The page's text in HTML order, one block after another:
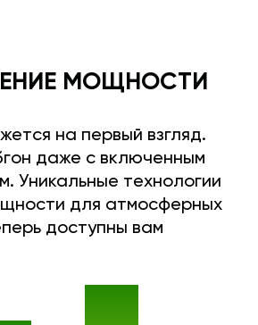
МОЩНОСТИ
на первый взгляд.
даже с включенным
Уникальные технологии
для атмосферных
доступны вам